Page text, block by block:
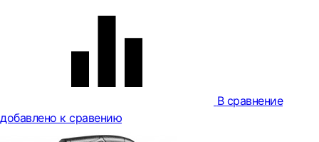
В сравнение
добавлено к сравению